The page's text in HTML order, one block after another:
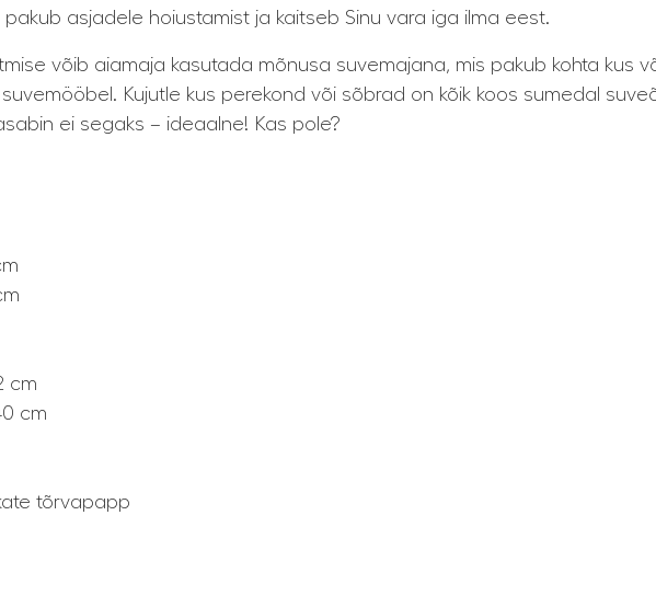
asjadele hoiustamist ja kaitseb Sinu vara iga ilma eest.
võib aiamaja kasutada mõnusa suvemajana, mis pakub kohta kus
Kujutle kus perekond või sõbrad on kõik koos sumedal
ei segaks – ideaalne! Kas pole?
cm
cm
tõrvapapp